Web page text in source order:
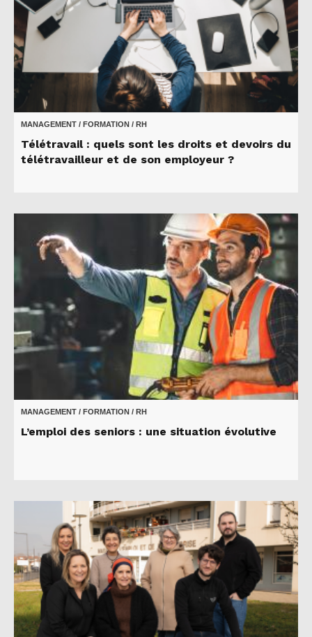
MANAGEMENT / FORMATION / RH
Télétravail : quels sont les droits et devoirs du
télétravailleur et de son employeur ?
MANAGEMENT / FORMATION / RH
L’emploi des seniors : une situation évolutive